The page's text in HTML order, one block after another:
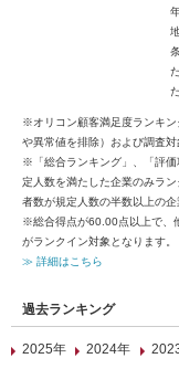
※オリコン顧客満足度ランキ
や異常値を排除）および調査
※「総合ランキング」、「評
定人数を満たした企業のみラ
者数が規定人数の半数以上の企
※総合得点が60.00点以上で、
がランクイン対象となります。
≫ 詳細はこちら
過去ランキング
2025年 2024年